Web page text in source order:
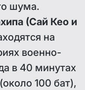
шума.
(Сай Кео и
на
военно-
в 40 минутах
100 бат),